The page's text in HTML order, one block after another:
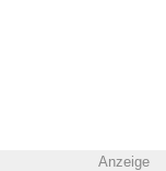
Anzeige